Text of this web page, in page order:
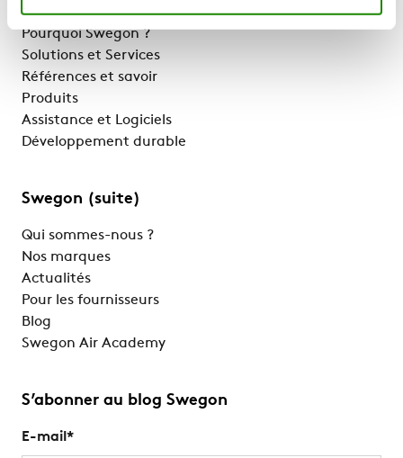
Pourquoi Swegon ?
Solutions et Services
Références et savoir
Produits
Assistance et Logiciels
Développement durable
Swegon (suite)
Qui sommes-nous ?
Nos marques
Actualités
Pour les fournisseurs
Blog
Swegon Air Academy
S’abonner au blog Swegon
E-mail *